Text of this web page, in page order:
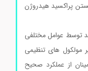
پراکسید هیدروژن
عوامل مختلفی
های تنظیمی
از عملکرد صحیح